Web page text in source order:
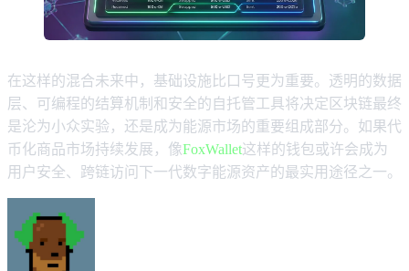
在这样的混合未来中，基础设施比口号更为重要。透明的数据
层、可编程的结算机制和安全的自托管工具将决定区块链最终
是沦为小众实验，还是成为能源市场的重要组成部分。如果代
币化商品市场持续发展，像FoxWallet这样的钱包或许会成为
用户安全、跨链访问下一代数字能源资产的最实用途径之一。